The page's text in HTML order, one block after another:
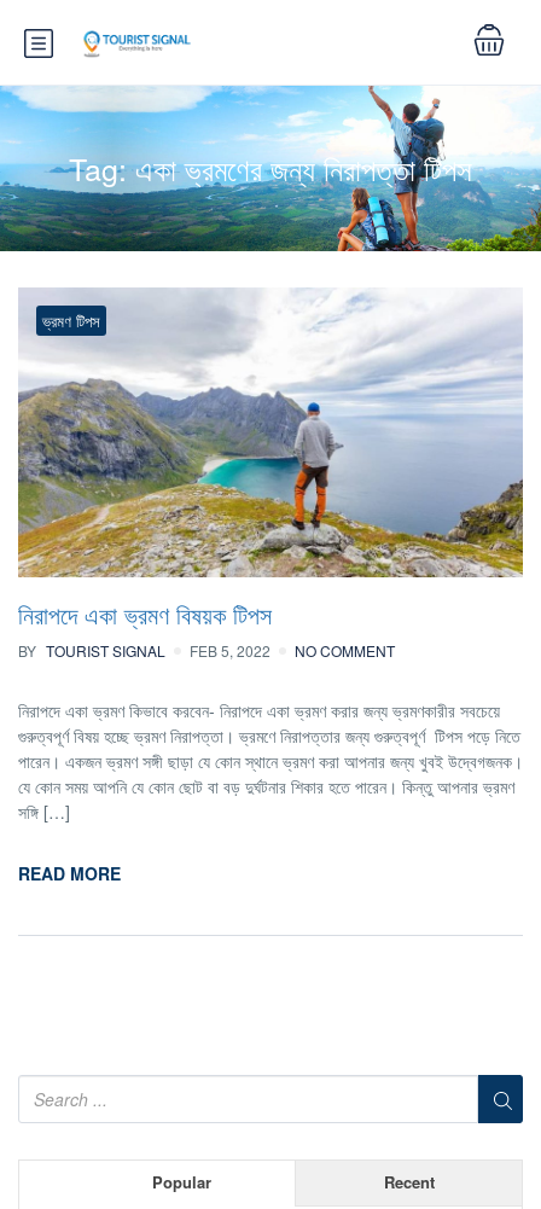
Tag:একা ভ্রমণের জন্য নিরাপত্তা টিপস
ভ্রমণ টিপস
নিরাপদে একা ভ্রমণ বিষয়ক টিপস
BY TOURIST SIGNAL FEB 5, 2022 NO COMMENT
নিরাপদে একা ভ্রমণ কিভাবে করবেন- নিরাপদে একা ভ্রমণ করার জন্য ভ্রমণকারীর সবচেয়ে
গুরুত্বপূর্ণ বিষয় হচ্ছে ভ্রমণ নিরাপত্তা। ভ্রমণে নিরাপত্তার জন্য গুরুত্বপূর্ণ টিপস পড়ে নিতে
পারেন। একজন ভ্রমণ সঙ্গী ছাড়া যে কোন স্থানে ভ্রমণ করা আপনার জন্য খুবই উদ্বেগজনক।
যে কোন সময় আপনি যে কোন ছোট বা বড় দুর্ঘটনার শিকার হতে পারেন। কিন্তু আপনার ভ্রমণ
সঙ্গি […]
READ MORE
Popular Recent